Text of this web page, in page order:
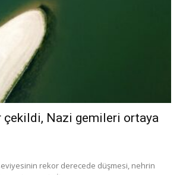
çekildi, Nazi gemileri ortaya
rekor derecede düşmesi, nehrin